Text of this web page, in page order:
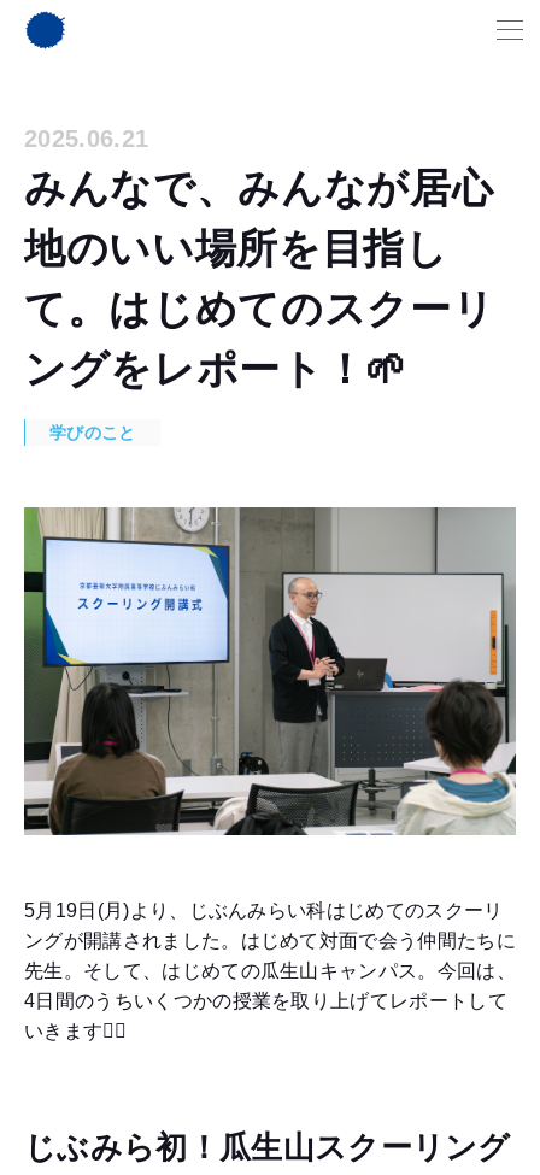
2025.06.21
みんなで、みんなが居心
地のいい場所を目指し
て。はじめてのスクーリ
ングをレポート！🌱
学びのこと
5月19日(月)より、じぶんみらい科はじめてのスクーリ
ングが開講されました。はじめて対面で会う仲間たちに
先生。そして、はじめての瓜生山キャンパス。今回は、
4日間のうちいくつかの授業を取り上げてレポートして
いきます🏃‍♀️
じぶみら初！瓜生山スクーリング